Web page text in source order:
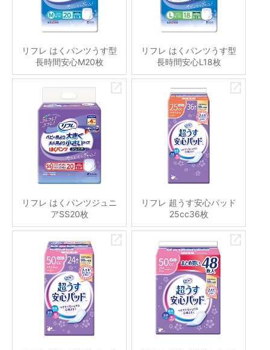
リフレ はくパンツうす型
長時間安心M20枚
リフレ はくパンツうす型
長時間安心L18枚
リフレ はくパンツジュニ
アSS20枚
リフレ 超うす安心パッド
25cc36枚